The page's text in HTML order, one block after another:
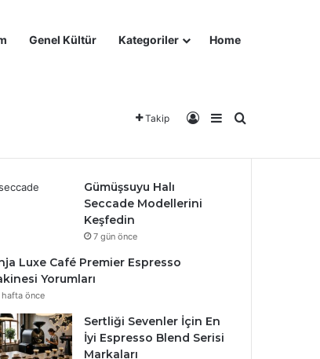
Genel Kültür Kategoriler Home
Takip Kayıt OlKenar Bölmesi
Arama yap
Yorumlar
Gümüşsuyu Halı
Seccade Modellerini
Keşfedin
7 gün önce
Luxe Café Premier Espresso
Yorumları
hafta önce
Sertliği Sevenler İçin En
İyi Espresso Blend Serisi
Markaları